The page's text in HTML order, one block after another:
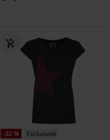
-32 %
Exclusivité